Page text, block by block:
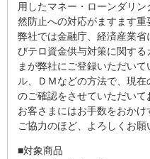
用したマネー・ローンダリ
然防止への対応がますます重
弊社では金融庁、経済産業
びテロ資金供与対策に関す
まが弊社にご登録いただい
ル、ＤＭなどの方法で、現
のご確認をさせていただいて
お客さまにはお手数をおかけ
ご協力のほど、よろしくお願
■対象商品